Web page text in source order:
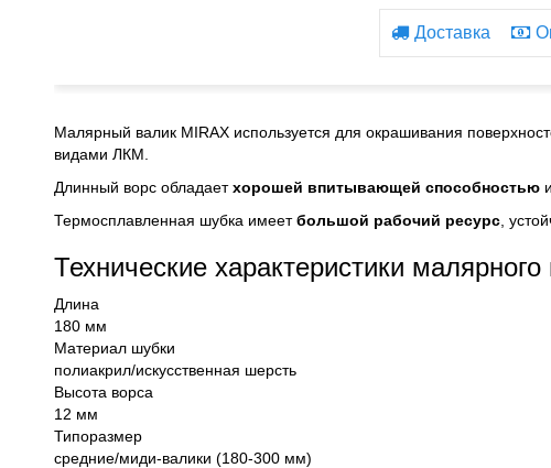
Доставка
Малярный валик MIRAX используется для окрашивания
видами ЛКМ.
Длинный ворс обладаетхорошей впитывающей способностью
Термосплавленная шубка имеетбольшой рабочий ресурс ,
Технические характеристики
Длина
180 мм
Материал шубки
полиакрил/искусственная шерсть
Высота ворса
12 мм
Типоразмер
средние/миди-валики (180-300 мм)